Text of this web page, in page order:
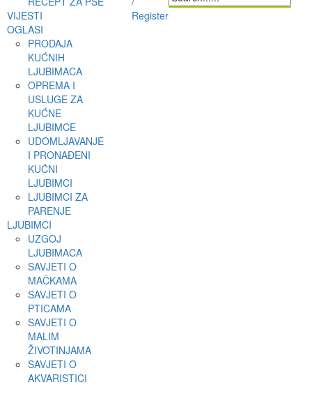
VIJESTI
OGLASI
PRODAJA
KUĆNIH
LJUBIMACA
OPREMA I
USLUGE ZA
KUĆNE
LJUBIMCE
UDOMLJAVANJE
I PRONAĐENI
KUĆNI
LJUBIMCI
LJUBIMCI ZA
PARENJE
LJUBIMCI
UZGOJ
LJUBIMACA
SAVJETI O
MAČKAMA
SAVJETI O
PTICAMA
SAVJETI O
MALIM
ŽIVOTINJAMA
SAVJETI O
AKVARISTICI
Register